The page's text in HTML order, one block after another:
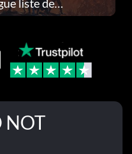
à jour 1.0.4
NOT